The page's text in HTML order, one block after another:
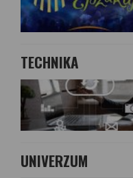
TECHNIKA
UNIVERZUM